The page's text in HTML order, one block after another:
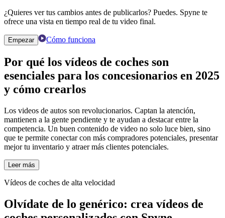
¿Quieres ver tus cambios antes de publicarlos? Puedes. Spyne te
ofrece una vista en tiempo real de tu video final.
Empezar Cómo funciona
Por qué los vídeos de coches son
esenciales para los concesionarios en 2025
y cómo crearlos
Los videos de autos son revolucionarios. Captan la atención,
mantienen a la gente pendiente y te ayudan a destacar entre la
competencia. Un buen contenido de video no solo luce bien, sino
que te permite conectar con más compradores potenciales, presentar
mejor tu inventario y atraer más clientes potenciales.
Leer más
Vídeos de coches de alta velocidad
Olvídate de lo genérico: crea vídeos de